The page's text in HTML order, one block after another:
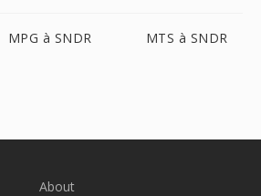
MPG à SNDR MTS à SNDR
About